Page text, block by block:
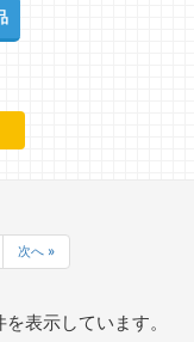
次へ »
表示しています。